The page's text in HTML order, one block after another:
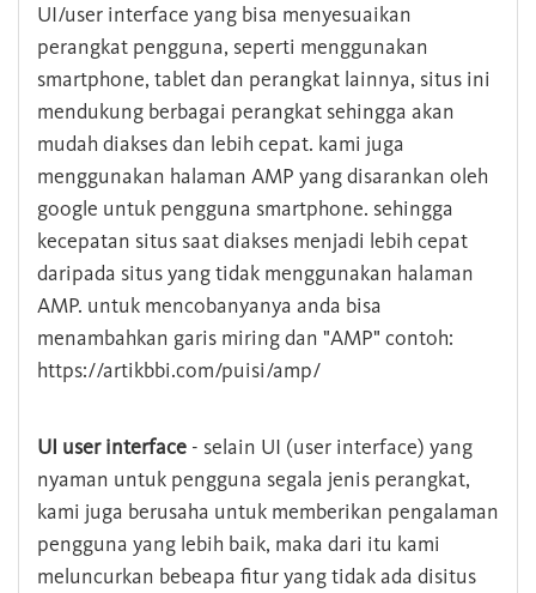
UI/user interface yang bisa menyesuaikan
perangkat pengguna, seperti menggunakan
smartphone, tablet dan perangkat lainnya, situs ini
mendukung berbagai perangkat sehingga akan
mudah diakses dan lebih cepat. kami juga
menggunakan halaman AMP yang disarankan oleh
google untuk pengguna smartphone. sehingga
kecepatan situs saat diakses menjadi lebih cepat
daripada situs yang tidak menggunakan halaman
AMP. untuk mencobanyanya anda bisa
menambahkan garis miring dan "AMP" contoh:
https://artikbbi.com/puisi/amp/
UI user interface - selain UI (user interface) yang
nyaman untuk pengguna segala jenis perangkat,
kami juga berusaha untuk memberikan pengalaman
pengguna yang lebih baik, maka dari itu kami
meluncurkan bebeapa fitur yang tidak ada disitus